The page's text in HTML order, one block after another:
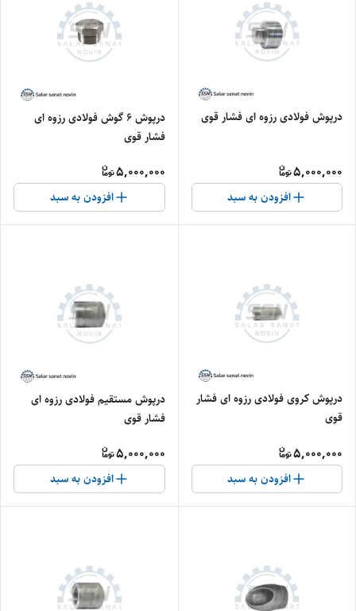
درپوش فولادی رزوه ای فشار قوی
5,000,000
افزودن به سبد
درپوش ۶ گوش فولادی رزوه ای
فشار قوی
5,000,000
افزودن به سبد
درپوش کروی فولادی رزوه ای فشار
قوی
5,000,000
افزودن به سبد
درپوش مستقیم فولادی رزوه ای
فشار قوی
5,000,000
افزودن به سبد